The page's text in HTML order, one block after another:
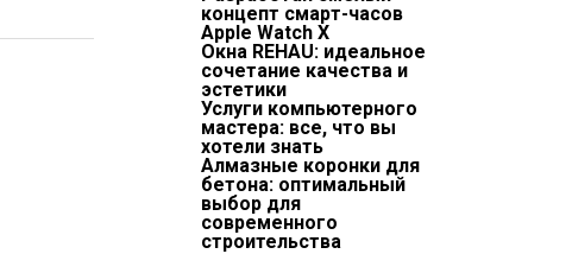
концепт смарт-часов
Apple Watch X
Окна REHAU: идеальное
сочетание качества и
эстетики
Услуги компьютерного
мастера: все, что вы
хотели знать
Алмазные коронки для
бетона: оптимальный
выбор для
современного
строительства